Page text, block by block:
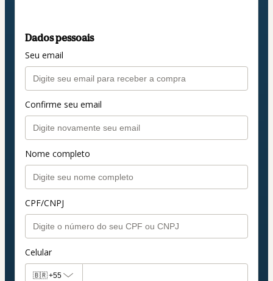
Dados pessoais
Seu email
Confirme seu email
Nome completo
CPF/CNPJ
Celular
🇧🇷+55